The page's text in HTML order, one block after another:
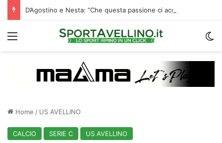
Menu
Home / US AVELLINO
CALCIO SERIE C US AVELLINO